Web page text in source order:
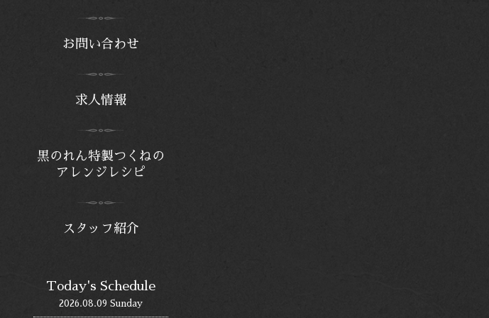
お問い合わせ
求人情報
黒のれん特製つくねの
アレンジレシピ
スタッフ紹介
Today's Schedule
2026.08.09 Sunday